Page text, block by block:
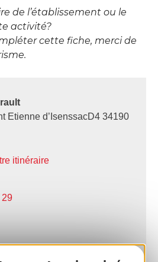
de l’établissement ou le
activité?
cette fiche, merci de
Etienne d’IsenssacD4 34190
itinéraire
29